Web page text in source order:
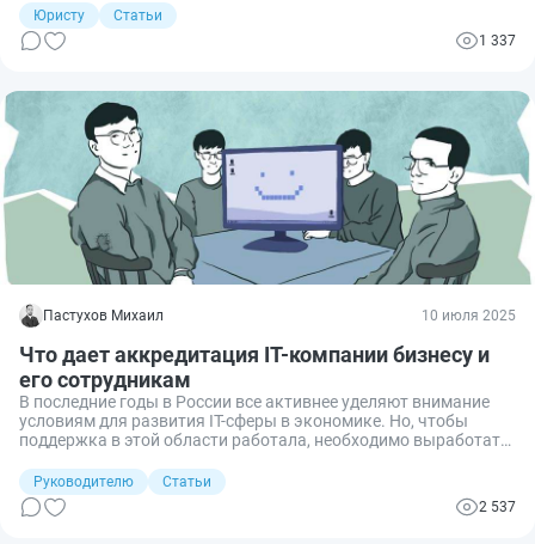
бесплатно за две недели, подав всего два документа. Главное
— убедиться заранее, что организация отвечает всем
требованиям закона. Рассмотрим полный перечень
Юристу
Статьи
1 337
Пастухов Михаил 10 июля 2025
Что дает аккредитация IT-компании бизнесу и
его сотрудникам
В последние годы в России все активнее уделяют внимание
условиям для развития IT-сферы в экономике. Но, чтобы
поддержка в этой области работала, необходимо выработать
кто получит преференции, а кто — нет. Одним из таких
критериев является наличие или отсутствие у организации IT-
аккредитации от Минцифры. Рассмотрим подробнее, что
Руководителю
Статьи
2 537